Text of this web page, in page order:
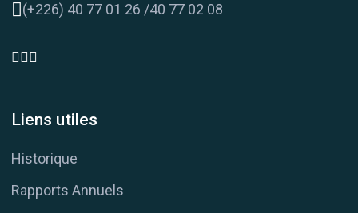
(+226) 40 77 01 26 /40 77 02 08
Liens utiles
Historique
Rapports Annuels